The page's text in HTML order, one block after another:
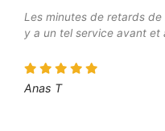
Les minutes de retards
y a un tel service avant et
Anas T